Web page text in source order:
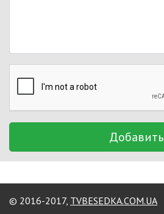
Добавить
© 2016-2017, TVBESEDKA.COM.UA